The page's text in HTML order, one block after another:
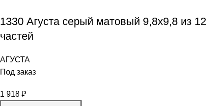
1330 Агуста серый матовый 9,8х9,8 из 12
частей
АГУСТА
Под заказ
1 918 ₽